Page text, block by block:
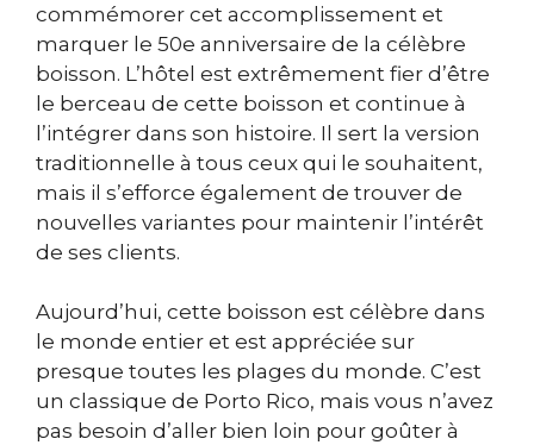
commémorer cet accomplissement et
marquer le 50e anniversaire de la célèbre
boisson. L’hôtel est extrêmement fier d’être
le berceau de cette boisson et continue à
l’intégrer dans son histoire. Il sert la version
traditionnelle à tous ceux qui le souhaitent,
mais il s’efforce également de trouver de
nouvelles variantes pour maintenir l’intérêt
de ses clients.
Aujourd’hui, cette boisson est célèbre dans
le monde entier et est appréciée sur
presque toutes les plages du monde. C’est
un classique de Porto Rico, mais vous n’avez
pas besoin d’aller bien loin pour goûter à